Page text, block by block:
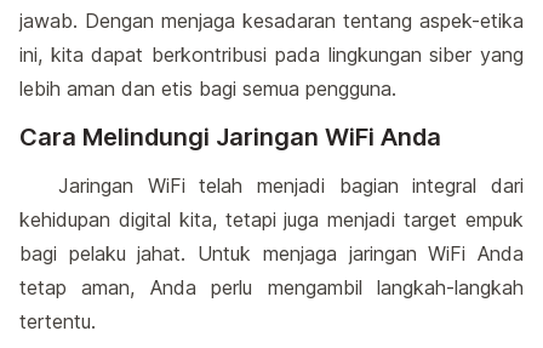
jawab. Dengan menjaga kesadaran tentang aspek-etika
ini, kita dapat berkontribusi pada lingkungan siber yang
lebih aman dan etis bagi semua pengguna.
Cara Melindungi Jaringan WiFi Anda
Jaringan WiFi telah menjadi bagian integral dari
kehidupan digital kita, tetapi juga menjadi target empuk
bagi pelaku jahat. Untuk menjaga jaringan WiFi Anda
tetap aman, Anda perlu mengambil langkah-langkah
tertentu.